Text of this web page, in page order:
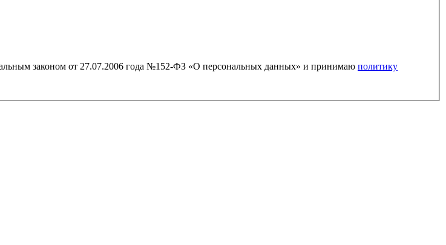
законом от 27.07.2006 года №152-ФЗ «О персональных данных» и принимаю политику